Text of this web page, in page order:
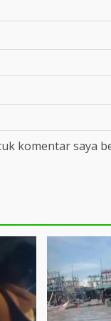
komentar saya